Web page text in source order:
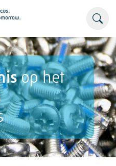
op het